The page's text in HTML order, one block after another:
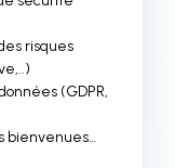
risques
(GDPR,
bienvenues…